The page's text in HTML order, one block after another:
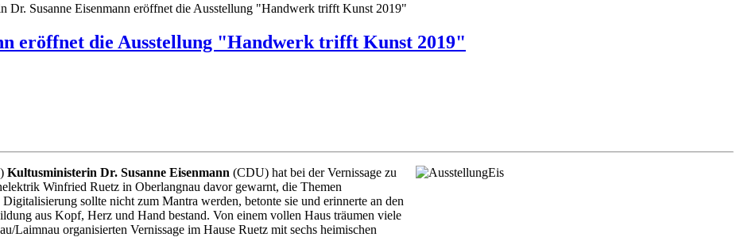
Dr. Susanne Eisenmann eröffnet die Ausstellung "Handwerk trifft Kunst 2019"
eröffnet die Ausstellung "Handwerk trifft Kunst 2019"
Kultusministerin Dr. Susanne Eisenmann (CDU) hat bei der Vernissage zu
Winfried Ruetz in Oberlangnau davor gewarnt, die Themen
sollte nicht zum Mantra werden, betonte sie und erinnerte an den
aus Kopf, Herz und Hand bestand. Von einem vollen Haus träumen viele
Laimnau organisierten Vernissage im Hause Ruetz mit sechs heimischen